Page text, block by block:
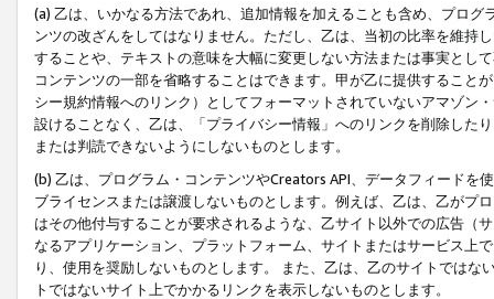
(a) 乙は、いかなる方法であれ、追加情報を加えることも含め、プロ
ンツの改ざんをしてはなりません。ただし、乙は、当初の比率を維持
することや、テキストの意味を大幅に変更しない方法または事実とし
コンテンツの一部を省略することはできます。甲が乙に提供すること
シー規約情報へのリンク）としてフォーマットされていないアマゾン
設けることなく、乙は、「プライバシー情報」へのリンクを削除した
または判読できないようにしないものとします。
(b) 乙は、プログラム・コンテンツやCreators API、データフィード
ブライセンスまたは譲渡しないものとします。例えば、乙は、乙がプ
はその他付与することが要求されるような、乙サイト以外での広告（
なるアプリケーション、プラットフォーム、サイトまたはサービス上
り、使用を奨励しないものとします。 また、乙は、乙のサイトでは
トではないサイト上でかかるリンクを表示しないものとします。